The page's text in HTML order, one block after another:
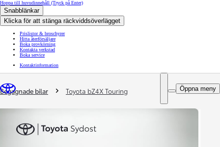
Hoppa till huvudinnehåll (Tryck på Enter)
Snabblänkar
Klicka för att stänga räckviddsöverlägget
Prislistor & broschyrer
Hitta återförsäljare
Boka provkörning
Kontakta verkstad
Boka service
Kontaktinformation
Öppna meny
You are here
Begagnade bilar Toyota bZ4X Touring